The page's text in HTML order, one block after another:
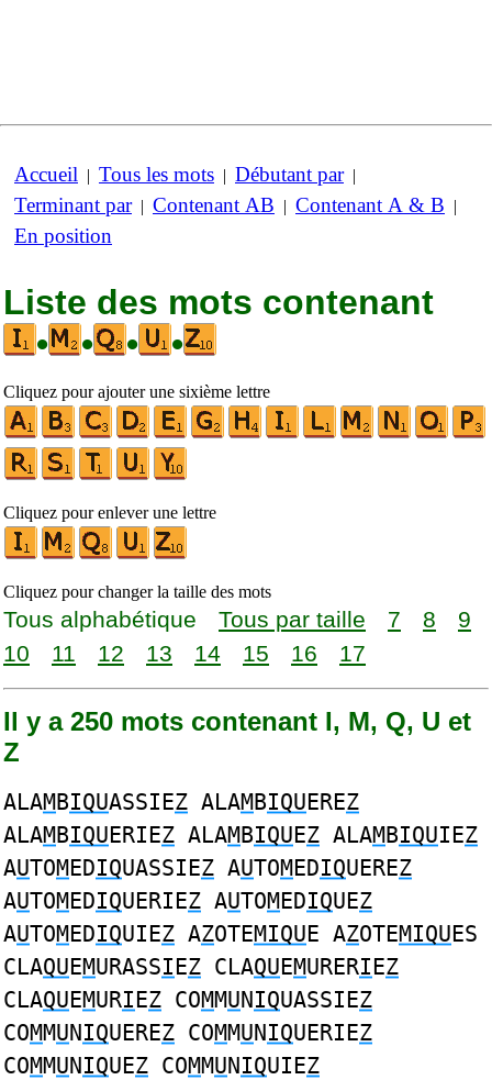
Accueil | Tous les mots | Débutant par|
Terminant par| Contenant AB | Contenant A & B |
En position
Liste des mots contenant
•
• • •
Cliquez pour ajouter une sixième lettre
Cliquez pour enlever une lettre
Cliquez pour changer la taille des mots
Tous alphabétique Tous par taille 7 8
9
10
11 12 13 14 15 16 17
Il y a 250 mots contenant I, M, Q, U et
Z
ALAMBIQUASSIEZ ALAMBIQUEREZ
ALAMBIQUERIEZ ALAMBIQUEZ ALAMBIQUIEZ
AUTOMEDIQUASSIEZ AUTOMEDIQUEREZ
AUTOMEDIQUERIEZ AUTOMEDIQUEZ
AUTOMEDIQUIEZ AZOTEMIQUE AZOTEMIQUES
CLAQUEMURASSIEZ CLAQUEMURERIEZ
CLAQUEMURIEZ COMMUNIQUASSIEZ
COMMUNIQUEREZ COMMUNIQUERIEZ
COMMUNIQUEZ COMMUNIQUIEZ